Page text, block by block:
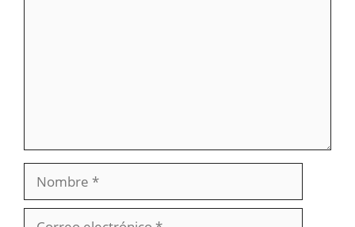
Nombre